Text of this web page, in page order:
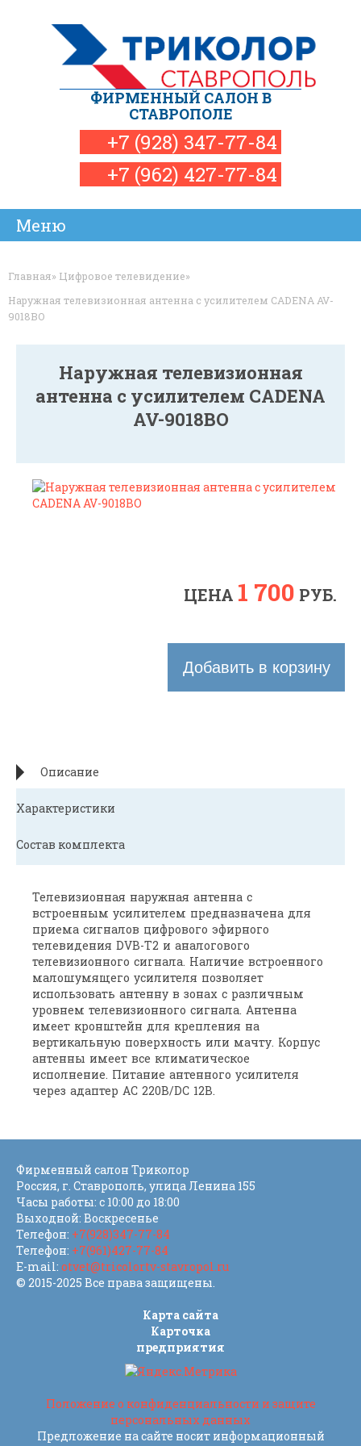
ФИРМЕННЫЙ САЛОН В
СТАВРОПОЛЕ
+7 (928) 347-77-84
+7 (962) 427-77-84
Главная» Цифровое телевидение»
Наружная телевизионная антенна с усилителем CADENA AV-
9018BO
Наружная телевизионная
антенна с усилителем CADENA
AV-9018BO
ЦЕНА 1 700 РУБ.
Добавить в корзину
Описание
Характеристики
Состав комплекта
Телевизионная наружная антенна с
встроенным усилителем предназначена для
приема сигналов цифрового эфирного
телевидения DVB-T2 и аналогового
телевизионного сигнала. Наличие встроенного
малошумящего усилителя позволяет
использовать антенну в зонах с различным
уровнем телевизионного сигнала. Антенна
имеет кронштейн для крепления на
вертикальную поверхность или мачту. Корпус
антенны имеет все климатическое
исполнение. Питание антенного усилителя
через адаптер AC 220В/DC 12В.
Фирменный салон Триколор
Россия, г. Ставрополь, улица Ленина 155
Часы работы: с 10:00 до 18:00
Выходной: Воскресенье
Телефон: +7(928)347-77-84
Телефон: +7(961)427-77-84
E-mail: otvet@tricolortv-stavropol.ru
© 2015-2025 Все права защищены.
Карта сайта
Карточка
предприятия
Положение о конфиденциальности и защите
персональных данных
Предложение на сайте носит информационный